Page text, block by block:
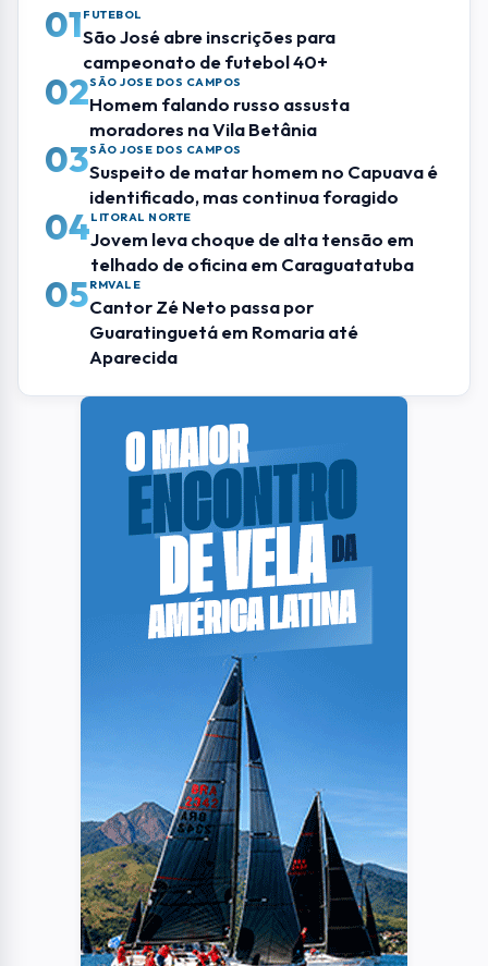
01 FUTEBOL
São José abre inscrições para
campeonato de futebol 40+
02SÃO JOSE DOS CAMPOS
Homem falando russo assusta
moradores na Vila Betânia
03SÃO JOSE DOS CAMPOS
Suspeito de matar homem no Capuava é
identificado, mas continua foragido
04LITORAL NORTE
Jovem leva choque de alta tensão em
telhado de oficina em Caraguatatuba
05RMVALE
Cantor Zé Neto passa por
Guaratinguetá em Romaria até
Aparecida